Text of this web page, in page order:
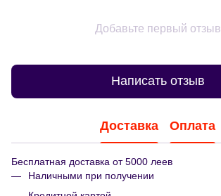
Добавьте первый отзыв
Написать отзыв
Доставка Оплата
Бесплатная доставка от 5000 леев
Наличными при получении